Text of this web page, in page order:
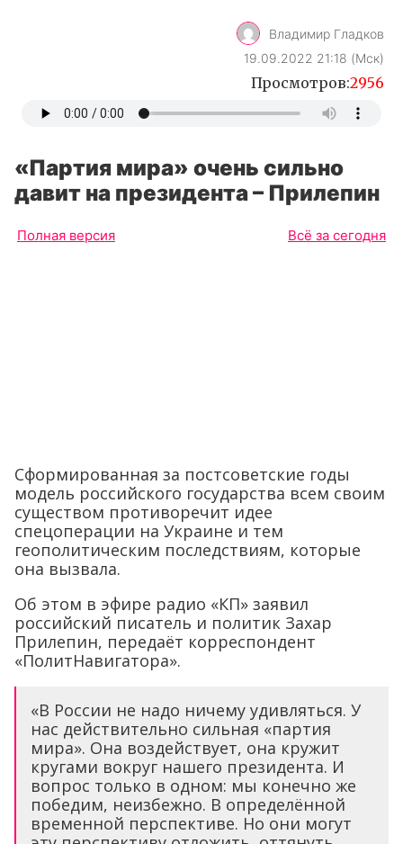
Владимир Гладков
19.09.2022 21:18 (Мск)
Просмотров:2956
«Партия мира» очень сильно
давит на президента – Прилепин
Полная версия Всё за сегодня
Cформированная за постсоветские годы
модель российского государства всем своим
существом противоречит идее
спецоперации на Украине и тем
геополитическим последствиям, которые
она вызвала.
Об этом в эфире радио «КП» заявил
российский писатель и политик Захар
Прилепин, передаёт корреспондент
«ПолитНавигатора».
«В России не надо ничему удивляться. У
нас действительно сильная «партия
мира». Она воздействует, она кружит
кругами вокруг нашего президента. И
вопрос только в одном: мы конечно же
победим, неизбежно. В определённой
временной перспективе. Но они могут